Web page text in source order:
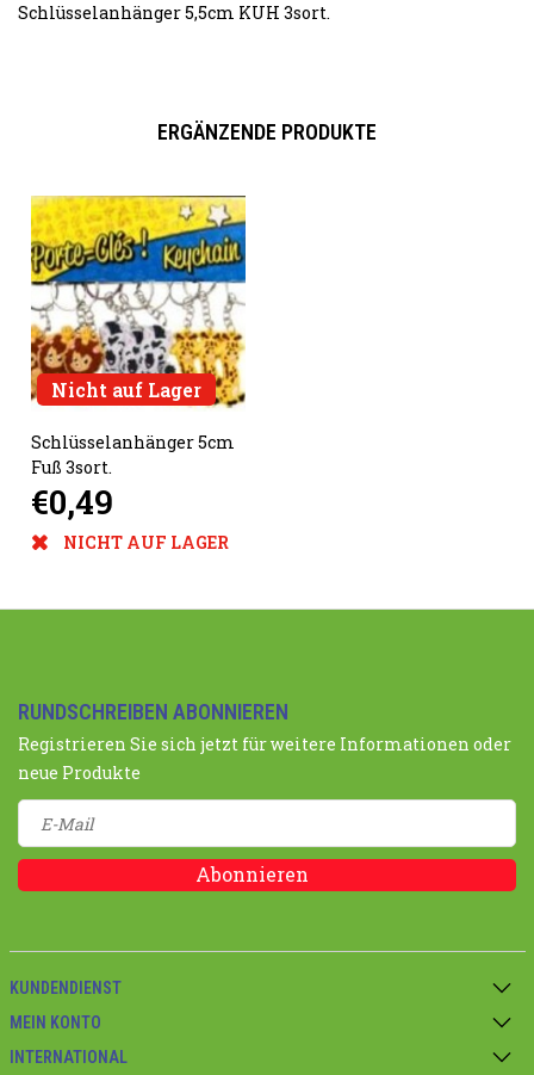
Schlüsselanhänger 5,5cm KUH 3sort.
ERGÄNZENDE PRODUKTE
Nicht auf Lager
Schlüsselanhänger 5cm
Fuß 3sort.
€0,49
NICHT AUF LAGER
RUNDSCHREIBEN ABONNIEREN
Registrieren Sie sich jetzt für weitere Informationen oder
neue Produkte
Abonnieren
KUNDENDIENST
MEIN KONTO
INTERNATIONAL